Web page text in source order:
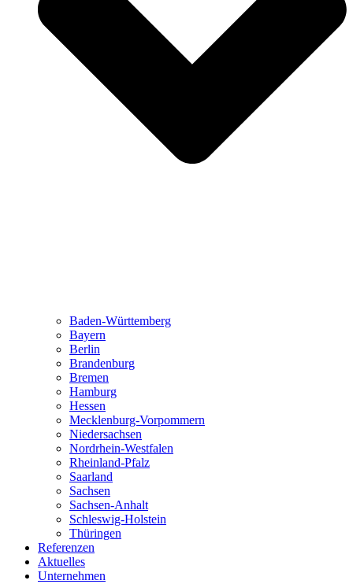
Baden-Württemberg
Bayern
Berlin
Brandenburg
Bremen
Hamburg
Hessen
Mecklenburg-Vorpommern
Niedersachsen
Nordrhein-Westfalen
Rheinland-Pfalz
Saarland
Sachsen
Sachsen-Anhalt
Schleswig-Holstein
Thüringen
Referenzen
Aktuelles
Unternehmen